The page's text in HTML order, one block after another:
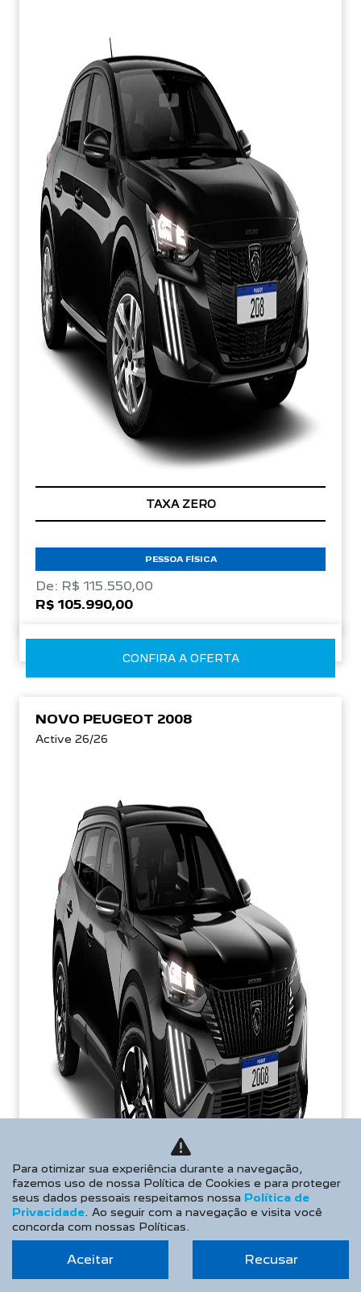
TAXA ZERO
PESSOA FÍSICA
De: R$ 115.550,00
R$ 105.990,00
CONFIRA A OFERTA
NOVO PEUGEOT 2008
Active 26/26
Para otimizar sua experiência durante a navegação,
fazemos uso de nossa Política de Cookies e para proteger
seus dados pessoais respeitamos nossa Política de
Privacidade. Ao seguir com a navegação e visita você
concorda com nossas Políticas.
Aceitar Recusar